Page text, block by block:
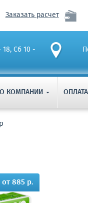
Заказать расчет
Сб 10 -
О КОМПАНИИ  ОПЛАТА
от 885 р.